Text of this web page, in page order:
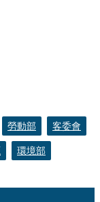
勞動部
客委會
環境部